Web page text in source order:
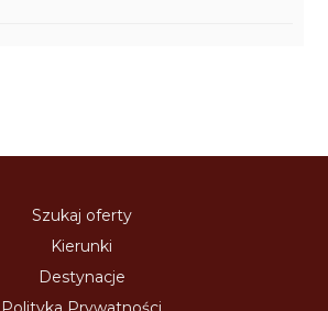
Szukaj oferty
Kierunki
Destynacje